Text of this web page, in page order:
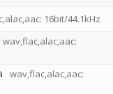
16bit/44.1kHz
wav,flac,alac,aac:
wav,flac,alac,aac: